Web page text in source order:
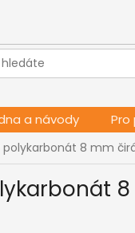
a návody Pro
polykarbonát 8 mm